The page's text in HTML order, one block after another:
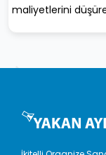
maliyetlerini